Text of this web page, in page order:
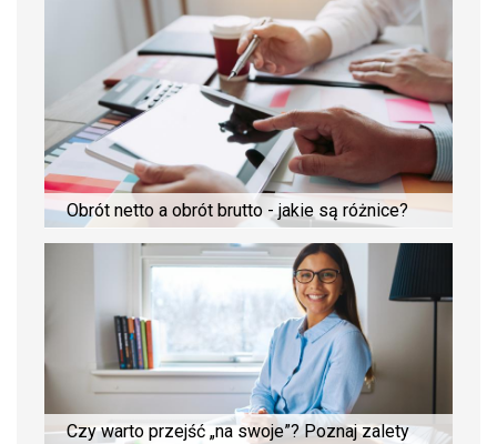
Obrót netto a obrót brutto - jakie są różnice?
Czy warto przejść „na swoje”? Poznaj zalety